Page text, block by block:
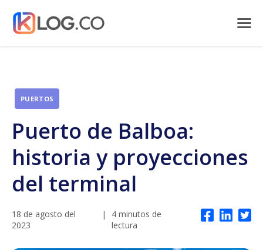
PUERTOS
Puerto de Balboa:
historia y proyecciones
del terminal
18 de agosto del
2023
|
4 minutos de
lectura